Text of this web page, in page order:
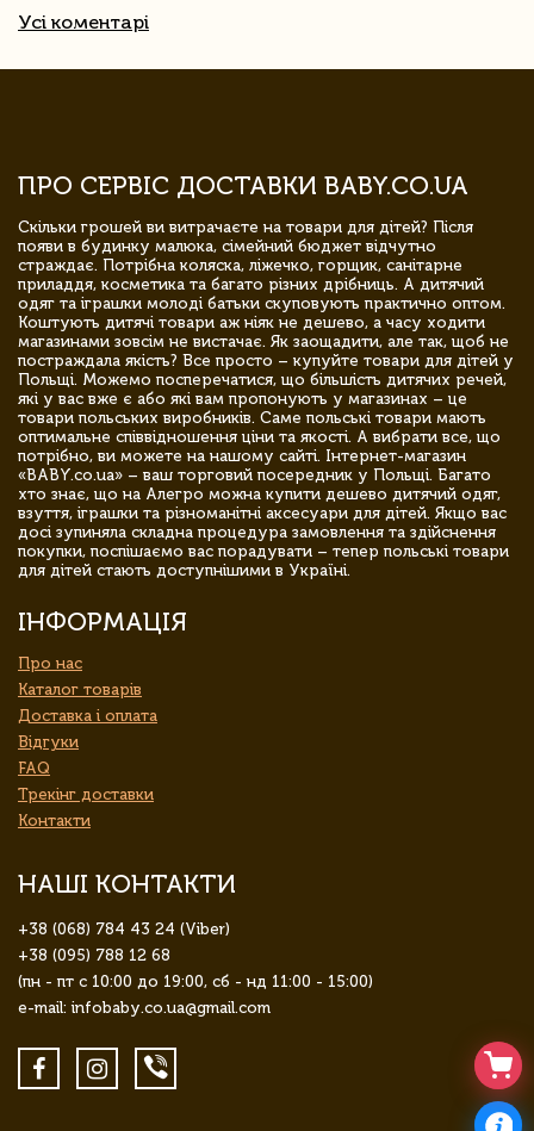
Усі коментарі
ПРО СЕРВІС ДОСТАВКИ BABY.CO.UA
Скільки грошей ви витрачаєте на товари для дітей? Після
появи в будинку малюка, сімейний бюджет відчутно
страждає. Потрібна коляска, ліжечко, горщик, санітарне
приладдя, косметика та багато різних дрібниць. А дитячий
одяг та іграшки молоді батьки скуповують практично оптом.
Коштують дитячі товари аж ніяк не дешево, а часу ходити
магазинами зовсім не вистачає. Як заощадити, але так, щоб не
постраждала якість? Все просто – купуйте товари для дітей у
Польщі. Можемо посперечатися, що більшість дитячих речей,
які у вас вже є або які вам пропонують у магазинах – це
товари польських виробників. Саме польські товари мають
оптимальне співвідношення ціни та якості. А вибрати все, що
потрібно, ви можете на нашому сайті. Інтернет-магазин
«BABY.co.ua» – ваш торговий посередник у Польщі. Багато
хто знає, що на Алегро можна купити дешево дитячий одяг,
взуття, іграшки та різноманітні аксесуари для дітей. Якщо вас
досі зупиняла складна процедура замовлення та здійснення
покупки, поспішаємо вас порадувати – тепер польські товари
для дітей стають доступнішими в Україні.
ІНФОРМАЦІЯ
Про нас
Каталог товарів
Доставка і оплата
Відгуки
FAQ
Трекінг доставки
Контакти
НАШІ КОНТАКТИ
+38 (068) 784 43 24 (Viber)
+38 (095) 788 12 68
(пн - пт с 10:00 до 19:00, сб - нд 11:00 - 15:00)
e-mail: infobaby.co.ua@gmail.com